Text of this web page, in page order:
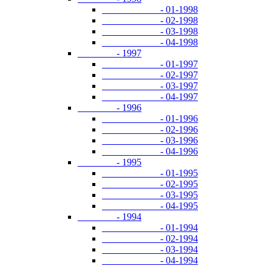
- 01-1998
- 02-1998
- 03-1998
- 04-1998
- 1997
- 01-1997
- 02-1997
- 03-1997
- 04-1997
- 1996
- 01-1996
- 02-1996
- 03-1996
- 04-1996
- 1995
- 01-1995
- 02-1995
- 03-1995
- 04-1995
- 1994
- 01-1994
- 02-1994
- 03-1994
- 04-1994